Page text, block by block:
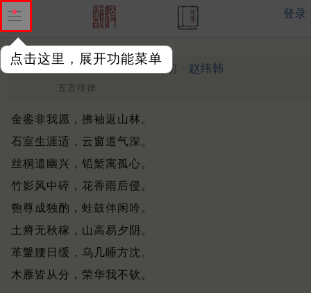
点击这里，展开功能菜单
登录
八音体。赠畸庵 明末清初 · 赵纬韩
五言排律
金銮非我愿，拂袖返山林。
石室生涯适，云窗道气深。
丝桐遣幽兴，铅椠寓孤心。
竹影风中碎，花香雨后侵。
匏尊成独酌，蛙鼓伴闲吟。
土瘠无秋稼，山高易夕阴。
革鞶腰日缓，乌几睡方沈。
木雁皆从分，荣华我不钦。